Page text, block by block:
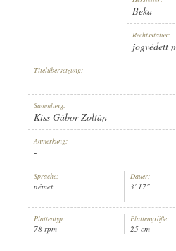
INTERPRET: ISMERETLEN ÉNEKES,
B. 5446-II
Beka
Rechtsstatus:
jogvédett
Titelübersetzung:
-
Sammlung:
Kiss Gábor Zoltán
Anmerkung:
-
Sprache:
német
Dauer:
3' 17"
Plattentyp:
78 rpm
Plattengröße:
25 cm